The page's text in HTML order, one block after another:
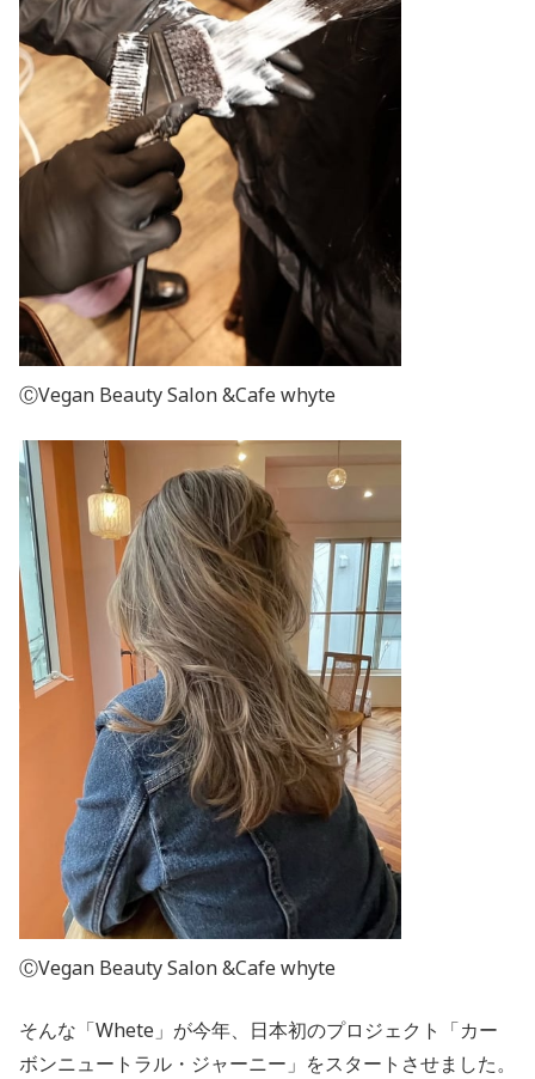
ⒸVegan Beauty Salon &Cafe whyte
ⒸVegan Beauty Salon &Cafe whyte
そんな「Whete」が今年、日本初のプロジェクト「カー
ボンニュートラル・ジャーニー」をスタートさせました。